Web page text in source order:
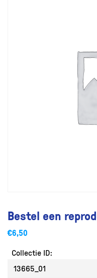
Bestel een
€6,50
Collectie ID: